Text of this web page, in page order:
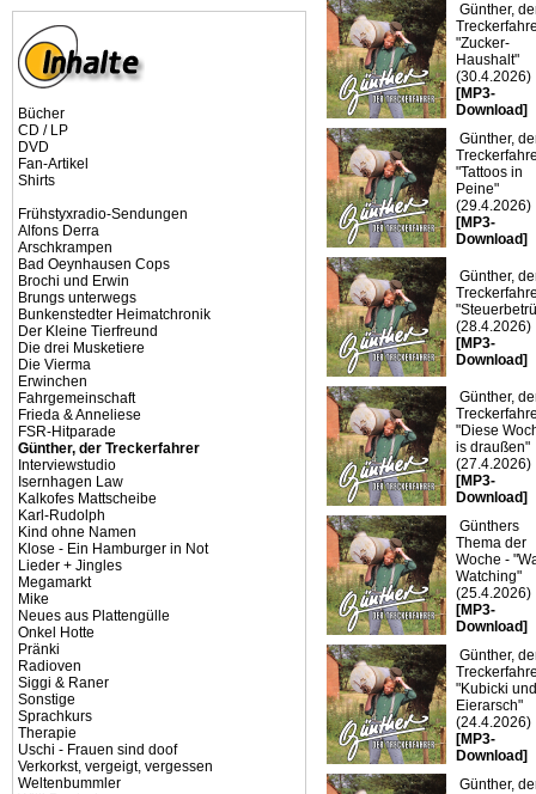
Bücher
CD / LP
DVD
Fan-Artikel
Shirts
Frühstyxradio-Sendungen
Alfons Derra
Arschkrampen
Bad Oeynhausen Cops
Brochi und Erwin
Brungs unterwegs
Bunkenstedter Heimatchronik
Der Kleine Tierfreund
Die drei Musketiere
Die Vierma
Erwinchen
Fahrgemeinschaft
Frieda & Anneliese
FSR-Hitparade
Günther, der Treckerfahrer
Interviewstudio
Isernhagen Law
Kalkofes Mattscheibe
Karl-Rudolph
Kind ohne Namen
Klose - Ein Hamburger in Not
Lieder + Jingles
Megamarkt
Mike
Neues aus Plattengülle
Onkel Hotte
Pränki
Radioven
Siggi & Raner
Sonstige
Sprachkurs
Therapie
Uschi - Frauen sind doof
Verkorkst, vergeigt, vergessen
Weltenbummler
Günther,
"Zucker-
Haushalt"
(30.4.2026)
[MP3-
Download]
Günther,
"Tattoos in
Peine"
(29.4.2026)
[MP3-
Download]
Günther,
(28.4.2026)
[MP3-
Download]
Günther,
"Diese
is draußen"
(27.4.2026)
[MP3-
Download]
Günthers
Thema der
Woche -
Watching"
(25.4.2026)
[MP3-
Download]
Günther,
"Kubicki
Eierarsch"
(24.4.2026)
[MP3-
Download]
Günther,